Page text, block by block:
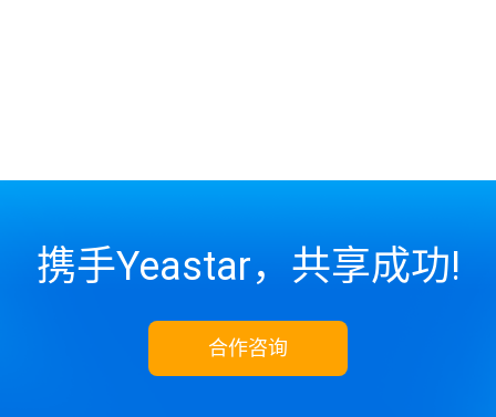
携手Yeastar，共享成功!
合作咨询